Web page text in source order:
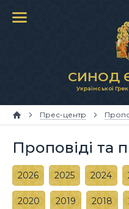
СИНОД
Української
Прес-центр
Проповіді та
2026 2025 2024
2020 2019 2018